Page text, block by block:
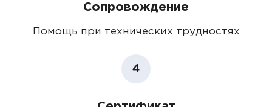
Сопровождение
Помощь при технических трудностях
4